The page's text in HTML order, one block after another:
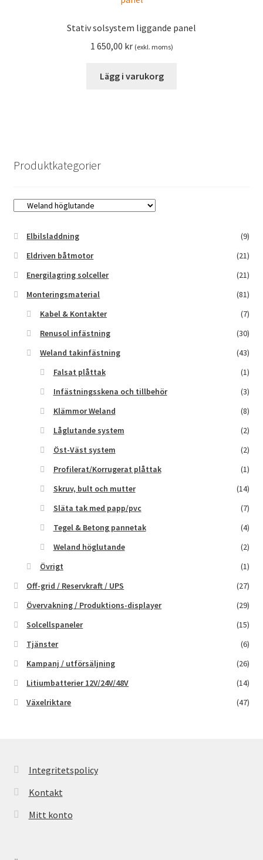
Stativ solsystem liggande panel
1 650,00 kr (exkl. moms)
Lägg i varukorg
Produktkategorier
Elbilsladdning
(9)
Eldriven båtmotor
(21)
Energilagring solceller
(21)
Monteringsmaterial
(81)
Kabel & Kontakter
(7)
Renusol infästning
(30)
Weland takinfästning
(43)
Falsat plåttak
(1)
Infästningsskena och tillbehör
(3)
Klämmor Weland
(8)
Låglutande system
(2)
Öst-Väst system
(2)
Profilerat/Korrugerat plåttak
(1)
Skruv, bult och mutter
(14)
Släta tak med papp/pvc
(7)
Tegel & Betong pannetak
(4)
Weland höglutande
(2)
Övrigt
(1)
Off-grid / Reservkraft / UPS
(27)
Övervakning / Produktions-displayer
(29)
Solcellspaneler
(15)
Tjänster
(6)
Kampanj / utförsäljning
(26)
Litiumbatterier 12V/24V/48V
(14)
Växelriktare
(47)
Integritetspolicy
Kontakt
Mitt konto